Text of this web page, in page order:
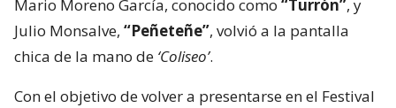
Mario Moreno García, conocido como “Turrón”, y
Julio Monsalve, “Peñeteñe”, volvió a la pantalla
chica de la mano de ‘Coliseo’.
Con el objetivo de volver a presentarse en el Festival